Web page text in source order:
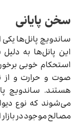
سخن پایانی
ساندویچ پانل‌ها
استحکام خوبی
صوت و حرارت و از
هستند. ساندویچ
می‌شوند که نوع
مصالح موجود در